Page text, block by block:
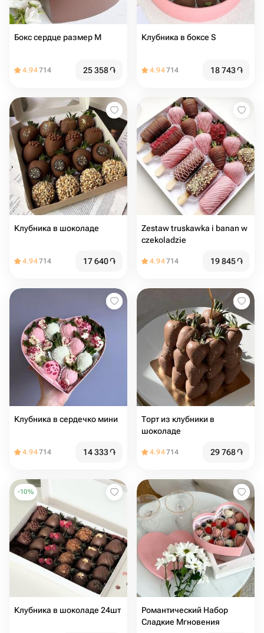
Бокс сердце размер М
4.94714 25 358֏
Клубника в боксе S
4.94714 18 743֏
Клубника в шоколаде
4.94714 17 640֏
Zestaw truskawka i banan w
czekoladzie
4.94714 19 845֏
Клубника в сердечко мини
4.94714 14 333֏
Торт из клубники в
шоколаде
4.94714 29 768֏
-10%
Клубника в шоколаде 24шт
Романтический Набор
Сладкие Мгновения